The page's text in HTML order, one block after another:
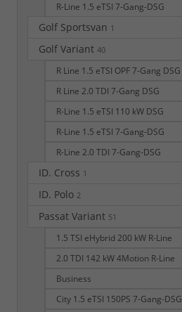
R-Line 1.5 eTSI 7-Gang-DSG
Golf Sportsvan 1
Golf Variant 40
R Line 1.5 eTSI OPF 7-Gang DSG
R Line 2.0 TDI 7-Gang DSG
R-Line 1.5 eTSI 110 kW DSG
R-Line 1.5 eTSI 7-Gang-DSG
R-Line 2.0 TDI 7-Gang-DSG
ID. Cross 1
ID. Polo 2
Passat Variant 51
1.5 TSI eHybrid 200 kW R-Line
2.0 TDI 142 kW 4Motion R-Line
Business
City 1.5 eTSI 150PS 7-Gang-DSG